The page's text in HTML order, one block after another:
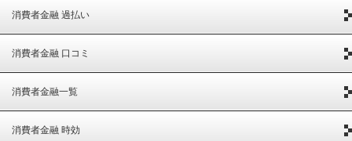
消費者金融 過払い
消費者金融 口コミ
消費者金融一覧
消費者金融 時効